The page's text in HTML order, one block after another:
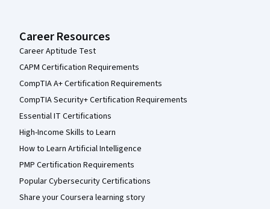
Career Resources
Career Aptitude Test
CAPM Certification Requirements
CompTIA A+ Certification Requirements
CompTIA Security+ Certification Requirements
Essential IT Certifications
High-Income Skills to Learn
How to Learn Artificial Intelligence
PMP Certification Requirements
Popular Cybersecurity Certifications
Share your Coursera learning story